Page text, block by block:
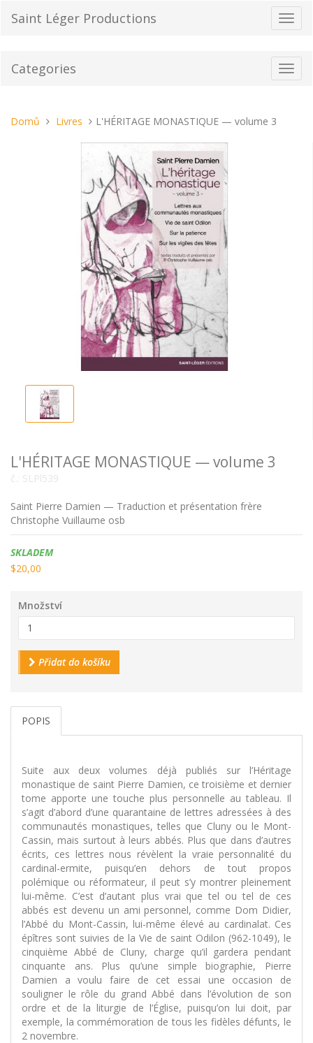
Saint Léger Productions
Categories
Nacházíte
Domů Livres L'HÉRITAGE MONASTIQUE — volume 3
L'HÉRITAGE MONASTIQUE — volume 3
č.: SLPl539
Saint Pierre Damien — Traduction et présentation frère
Christophe Vuillaume osb
Dostupnost:
SKLADEM
$20,00
Množství
Přidat do košíku
POPIS
Suite aux deux volumes déjà publiés sur l’Héritage
monastique de saint Pierre Damien, ce troisième et dernier
tome apporte une touche plus personnelle au tableau. Il
s’agit d’abord d’une quarantaine de lettres adressées à des
communautés monastiques, telles que Cluny ou le Mont-
Cassin, mais surtout à leurs abbés. Plus que dans d’autres
écrits, ces lettres nous révèlent la vraie personnalité du
cardinal-ermite, puisqu’en dehors de tout propos
polémique ou réformateur, il peut s’y montrer pleinement
lui-même. C’est d’autant plus vrai que tel ou tel de ces
abbés est devenu un ami personnel, comme Dom Didier,
l’Abbé du Mont-Cassin, lui-même élevé au cardinalat. Ces
épîtres sont suivies de la Vie de saint Odilon (962-1049), le
cinquième Abbé de Cluny, charge qu’il gardera pendant
cinquante ans. Plus qu’une simple biographie, Pierre
Damien a voulu faire de cet essai une occasion de
souligner le rôle du grand Abbé dans l’évolution de son
ordre et de la liturgie de l’Église, puisqu’on lui doit, par
exemple, la commémoration de tous les fidèles défunts, le
2 novembre.